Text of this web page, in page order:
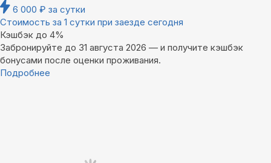
6 000 ₽ за сутки
Стоимость за 1 сутки при заезде сегодня
Кэшбэк до 4%
Забронируйте до 31 августа 2026 — и получите кэшбэк
бонусами после оценки проживания.
Подробнее